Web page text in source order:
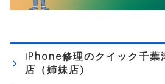
iPhone修理のクイック千葉
店（姉妹店)